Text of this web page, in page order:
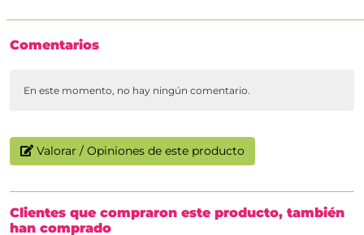
Comentarios
En este momento, no hay ningún comentario.
Valorar / Opiniones de este producto
Clientes que compraron este producto, también
han comprado